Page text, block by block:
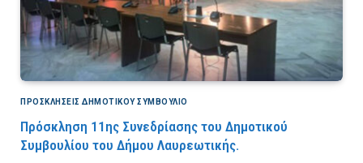
ΠΡΟΣΚΛΉΣΕΙΣ ΔΗΜΟΤΙΚΟΎ ΣΥΜΒΟΎΛΙΟ
Πρόσκληση 11ης Συνεδρίασης του Δημοτικού
Συμβουλίου του Δήμου Λαυρεωτικής.